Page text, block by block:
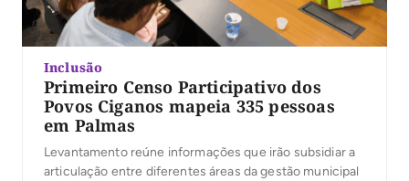
Inclusão
Primeiro Censo Participativo dos
Povos Ciganos mapeia 335 pessoas
em Palmas
Levantamento reúne informações que irão subsidiar a
articulação entre diferentes áreas da gestão municipal